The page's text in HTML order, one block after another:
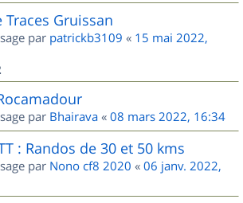
Traces Gruissan
par patrickb3109 « 15 mai 2022,
par Bhairava « 08 mars 2022, 16:34
: Randos de 30 et 50 kms
par Nono cf8 2020 « 06 janv. 2022,